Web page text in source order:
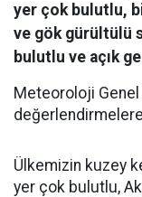
yer çok bulutlu,
ve gök gürültülü
bulutlu ve açık
Meteoroloji Genel
Ülkemizin kuzey
yer çok bulutlu,